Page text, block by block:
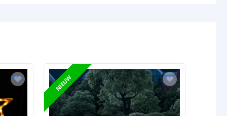
-
Ni-MH AAA 1.2V
NIEUW